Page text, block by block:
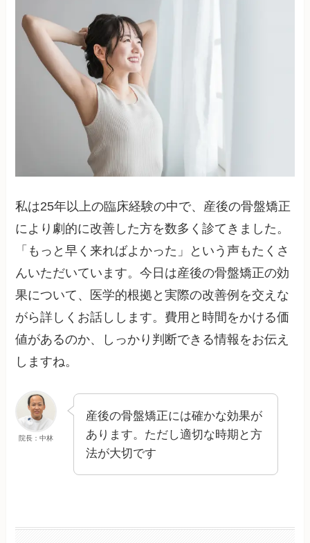
私は25年以上の臨床経験の中で、産後の骨盤矯正
により劇的に改善した方を数多く診てきました。
「もっと早く来ればよかった」という声もたくさ
んいただいています。今日は産後の骨盤矯正の効
果について、医学的根拠と実際の改善例を交えな
がら詳しくお話しします。費用と時間をかける価
値があるのか、しっかり判断できる情報をお伝え
しますね。
院長：中林
産後の骨盤矯正には確かな効果が
あります。ただし適切な時期と方
法が大切です